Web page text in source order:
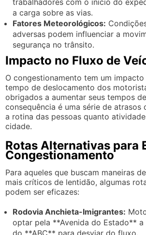
a carga sobre as vias.
Fatores Meteorológicos:
adversas podem influenciar a
segurança no trânsito.
Impacto no Fluxo de
O congestionamento tem um
tempo de deslocamento dos
obrigados a aumentar seus tempos
consequência é uma série de atrasos
a rotina das pessoas quanto
cidade.
Rotas Alternativas para
Congestionamento
Para aqueles que buscam maneiras
mais críticos de lentidão, algumas
podem ser eficazes:
Rodovia Anchieta-Imigrantes:
optar pela **Avenida do Estado**
do **ABC** para desviar do fluxo.